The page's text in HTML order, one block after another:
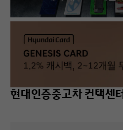
현대인증중고차 컨택센터